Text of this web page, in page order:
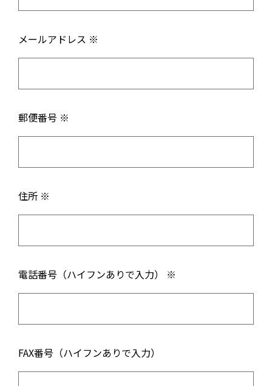
メールアドレス ※
郵便番号 ※
住所 ※
電話番号（ハイフンありで入力） ※
FAX番号（ハイフンありで入力）